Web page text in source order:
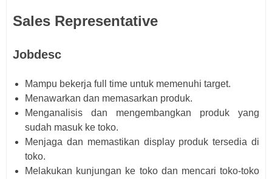
Sales Representative
Jobdesc
Mampu bekerja full time untuk memenuhi target.
Menawarkan dan memasarkan produk.
Menganalisis dan mengembangkan produk yang
sudah masuk ke toko.
Menjaga dan memastikan display produk tersedia di
toko.
Melakukan kunjungan ke toko dan mencari toko-toko